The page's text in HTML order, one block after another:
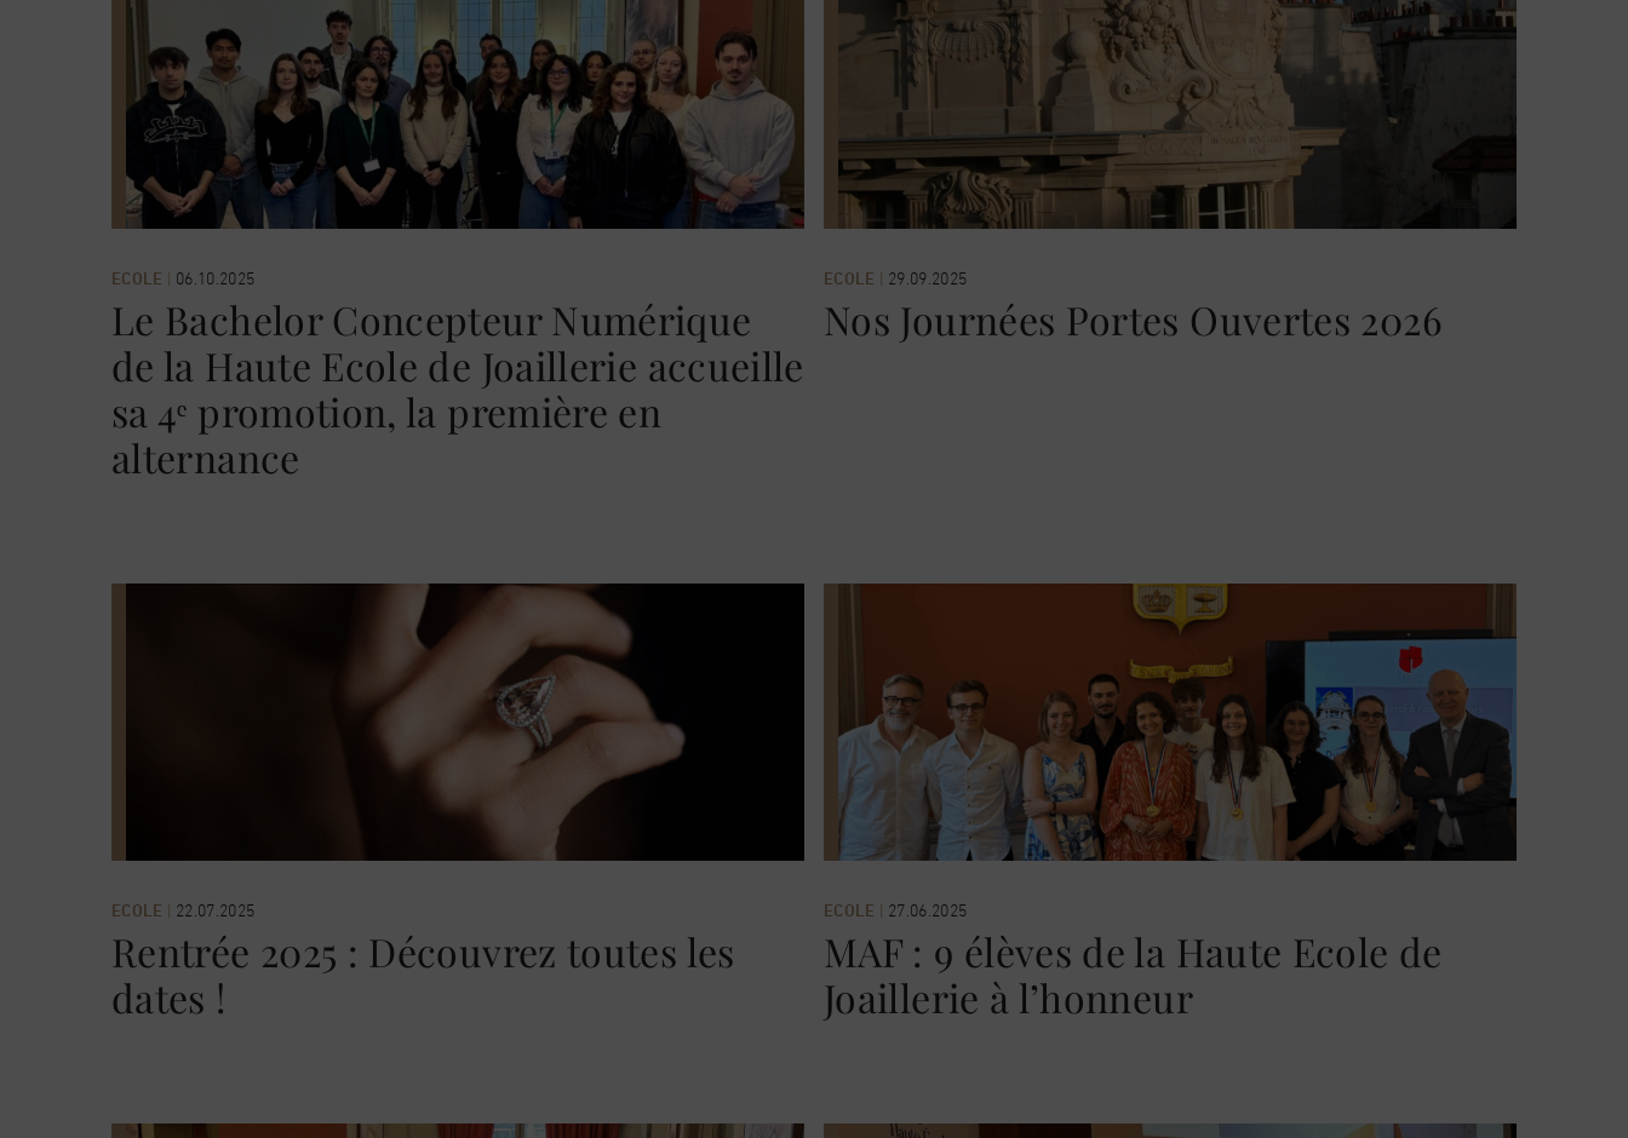
ECOLE | 06.10.2025
Le Bachelor Concepteur Numérique
de la Haute Ecole de Joaillerie accueille
sa 4ᵉ promotion, la première en
alternance
ECOLE | 29.09.2025
Nos Journées Portes Ouvertes 2026
ECOLE | 22.07.2025
Rentrée 2025 : Découvrez toutes les
dates !
ECOLE | 27.06.2025
MAF : 9 élèves de la Haute Ecole de
Joaillerie à l’honneur